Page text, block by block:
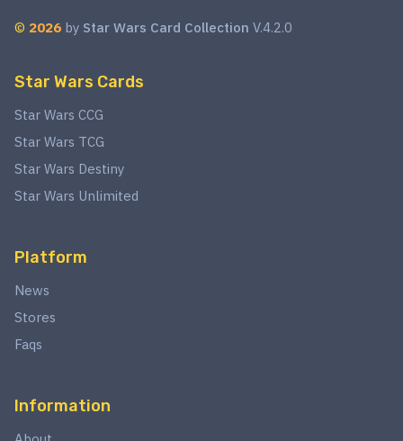
© 2026 by Star Wars Card Collection V.4.2.0
Star Wars Cards
Star Wars CCG
Star Wars TCG
Star Wars Destiny
Star Wars Unlimited
Platform
News
Stores
Faqs
Information